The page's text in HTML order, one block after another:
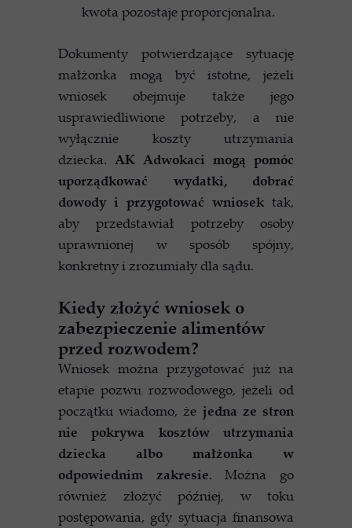
kwota pozostaje proporcjonalna.
Dokumenty potwierdzające sytuację
małżonka mogą być istotne, jeżeli
wniosek obejmuje także jego
usprawiedliwione potrzeby, a nie
wyłącznie koszty utrzymania
dziecka.AK Adwokaci mogą pomóc
uporządkować wydatki, dobrać
dowody i przygotować wniosek tak,
aby przedstawiał potrzeby osoby
uprawnionej w sposób spójny,
konkretny i zrozumiały dla sądu.
Kiedy złożyć wniosek o
zabezpieczenie alimentów
przed rozwodem?
Wniosek można przygotować już na
etapie pozwu rozwodowego, jeżeli od
początku wiadomo, że jedna ze stron
nie pokrywa kosztów utrzymania
dziecka albo małżonka w
odpowiednim zakresie. Można go
również złożyć później, w toku
postępowania, gdy sytuacja finansowa